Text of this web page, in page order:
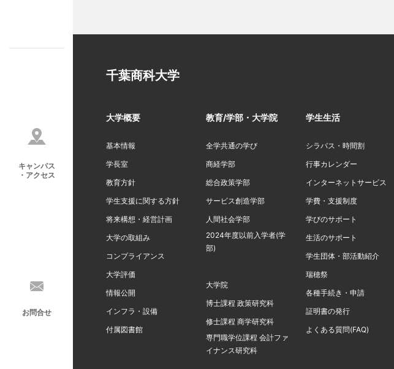
千葉商科大学
大学概要
基本情報
学長室
教育方針
学生支援に関する方針
将来構想・経営計画
大学の取組み
コンプライアンス
大学評価
情報公開
インフラ・設備
付属図書館
教育/学部・大学院
全学共通の学び
商経学部
総合政策学部
サービス創造学部
人間社会学部
2024年度以前入学者(学
部)
大学院
博士課程 政策研究科
修士課程 商学研究科
専門職学位課程 会計ファ
イナンス研究科
学生生活
シラバス・時間割
行事カレンダー
インターネットサービス
学費・支援制度
学びのサポート
生活のサポート
学生団体・部活動紹介
瑞穂祭
各種手続き・申請
証明書の発行
よくある質問(FAQ)
キャンパス
・アクセス
お問合せ